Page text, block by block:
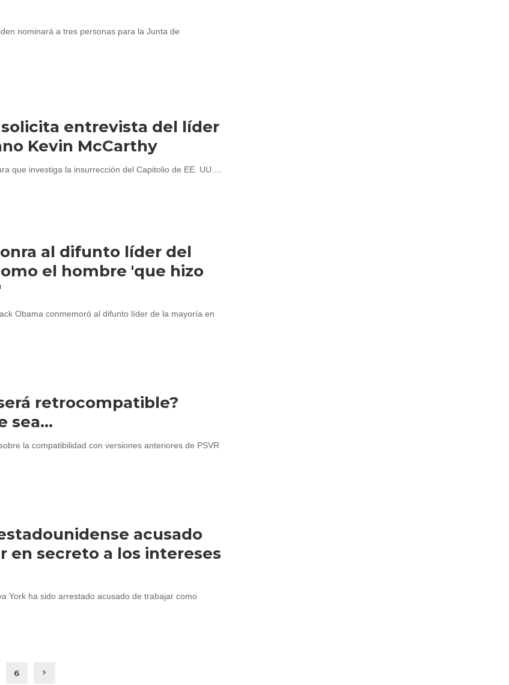
nominará a tres personas para la Junta de
solicita entrevista del líder
Kevin McCarthy
que investiga la insurrección del Capitolio de EE. UU....
al difunto líder del
el hombre 'que hizo
Obama conmemoró al difunto líder de la mayoría en
retrocompatible?
sea…
la compatibilidad con versiones anteriores de PSVR
acusado
en secreto a los intereses
York ha sido arrestado acusado de trabajar como
6